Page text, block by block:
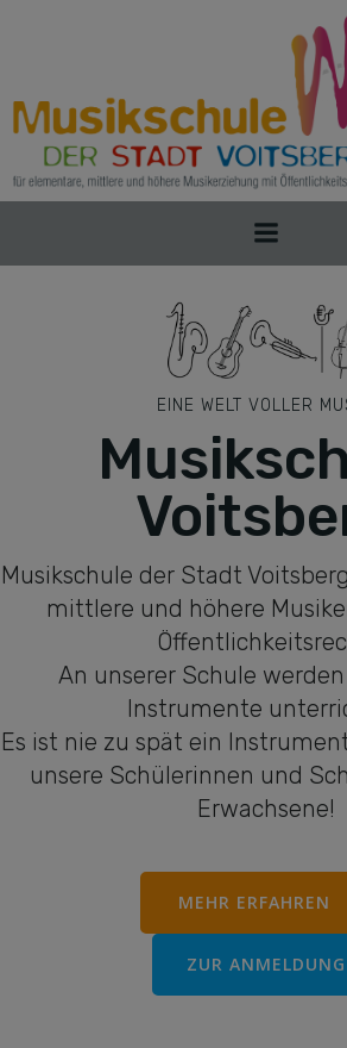
Inhalt
springen
EINE WELT VOLLER
Musikschule der Stadt
mittlere und höhere
An unserer Schule
Instrumente
Es ist nie zu spät ein
unsere Schülerinnen und
Erwachsene!
MEHR ERFAHREN
ZUR ANMELDUNG